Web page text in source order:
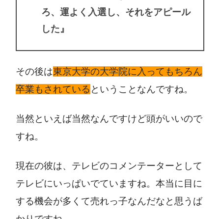
ろ、運よく入選し、それをアピール
した』
その後は東京大学の大学院に入ってもちろん
卒業もされている ということなんですね。
当然といえば当然なんですけど頭がいいので
すね。
現在の彼は、テレビのコメンテーターとして
テレビにいっぱいでていますね。本当に目に
する機会が多くて売れっ子なんだなと思うば